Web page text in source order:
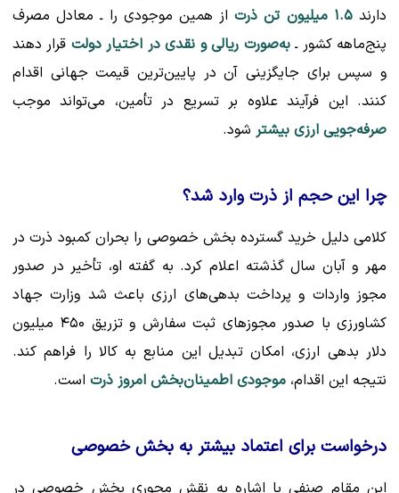
دارند۱.۵ میلیون تن ذرت
از همین موجودی را ـ معادل مصرف
پنج‌ماهه کشور ـبه‌صورت ریالی و نقدی در اختیار دولت قرار دهند
و سپس برای جایگزینی آن در پایین‌ترین قیمت جهانی اقدام
کنند. این فرآیند علاوه بر تسریع در تأمین، می‌تواند موجب
صرفه‌جویی ارزی بیشتر شود.
چرا این حجم از ذرت وارد شد؟
کلامی دلیل خرید گسترده بخش خصوصی را بحران کمبود ذرت در
مهر و آبان سال گذشته اعلام کرد. به گفته او، تأخیر در صدور
مجوز واردات و پرداخت بدهی‌های ارزی باعث شد وزارت جهاد
کشاورزی با صدور مجوزهای ثبت سفارش و تزریق ۴۵۰ میلیون
دلار بدهی ارزی، امکان تبدیل این منابع به کالا را فراهم کند.
نتیجه این اقدام، موجودی اطمینان‌بخش امروز ذرت است.
درخواست برای اعتماد بیشتر به بخش خصوصی